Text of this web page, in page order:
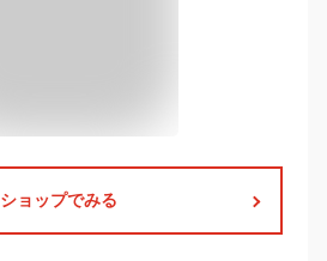
ショップでみる